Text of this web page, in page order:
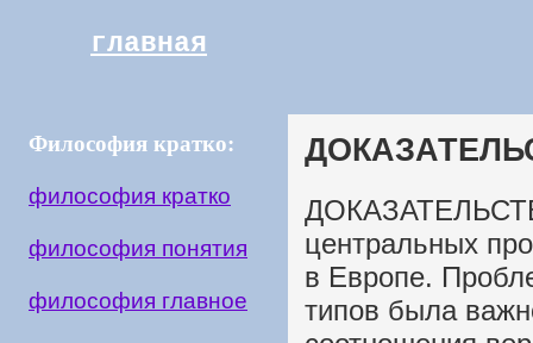
главная
Философия кратко:
философия кратко
философия понятия
философия главное
центральных
в Европе.
типов была